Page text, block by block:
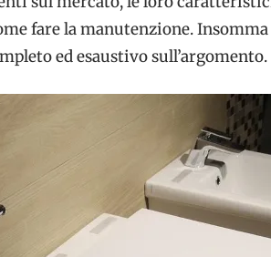
fare la manutenzione.
ed esaustivo sull’argomento.